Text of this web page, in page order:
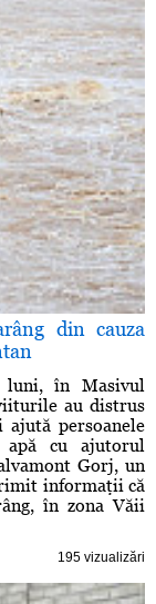
din cauza
luni, în Masivul
au distrus
persoanele
apă cu ajutorul
Gorj, un
informaţii că
în zona Văii
195 vizualizări